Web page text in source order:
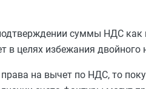
суммы НДС
в целях избежания двойного
на вычет по НДС, то